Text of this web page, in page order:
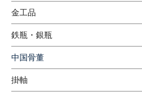
金工品
鉄瓶・銀瓶
中国骨董
掛軸